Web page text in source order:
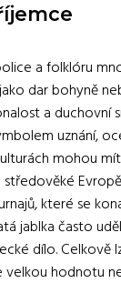
a folklóru
dar bohyně
a duchovní
uznání,
mohou
které se
jablka často
dílo. Celkově
hodnotu